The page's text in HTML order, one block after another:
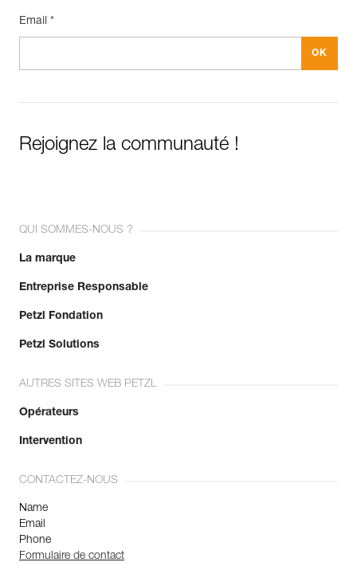
Email *
Rejoignez la communauté !
QUI SOMMES-NOUS ?
La marque
Entreprise Responsable
Petzl Fondation
Petzl Solutions
AUTRES SITES WEB PETZL
Opérateurs
Intervention
CONTACTEZ-NOUS
Name
Email
Phone
Formulaire de contact